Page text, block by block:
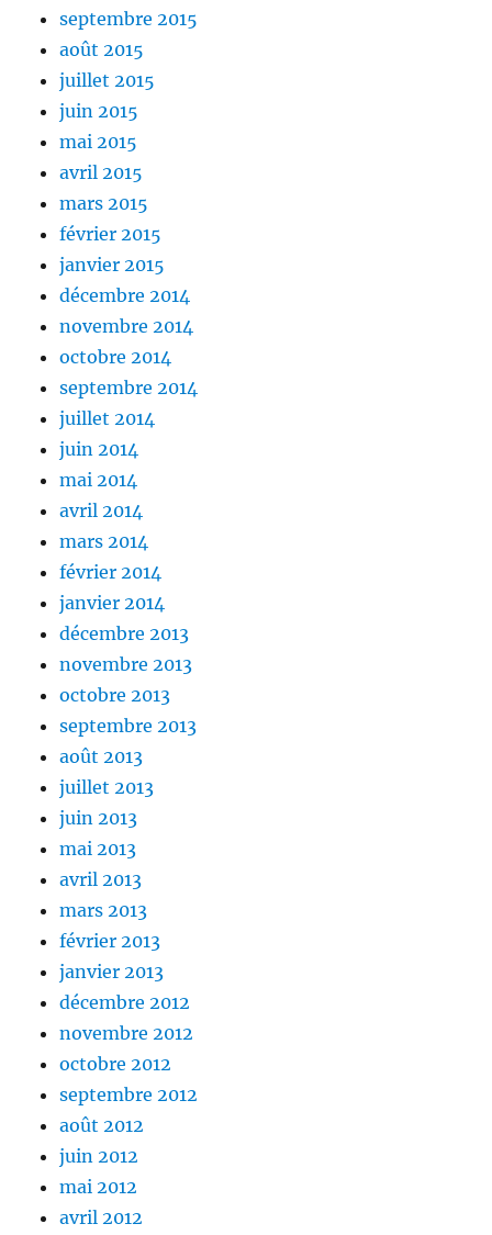
septembre 2015
août 2015
juillet 2015
juin 2015
mai 2015
avril 2015
mars 2015
février 2015
janvier 2015
décembre 2014
novembre 2014
octobre 2014
septembre 2014
juillet 2014
juin 2014
mai 2014
avril 2014
mars 2014
février 2014
janvier 2014
décembre 2013
novembre 2013
octobre 2013
septembre 2013
août 2013
juillet 2013
juin 2013
mai 2013
avril 2013
mars 2013
février 2013
janvier 2013
décembre 2012
novembre 2012
octobre 2012
septembre 2012
août 2012
juin 2012
mai 2012
avril 2012